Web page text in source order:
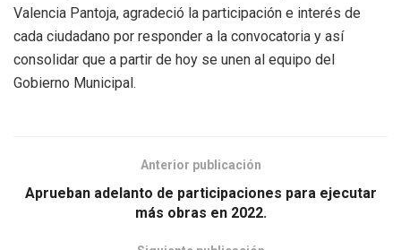
Valencia Pantoja, agradeció la participación e interés de
cada ciudadano por responder a la convocatoria y así
consolidar que a partir de hoy se unen al equipo del
Gobierno Municipal.
Anterior publicación
Aprueban adelanto de participaciones para ejecutar
más obras en 2022.